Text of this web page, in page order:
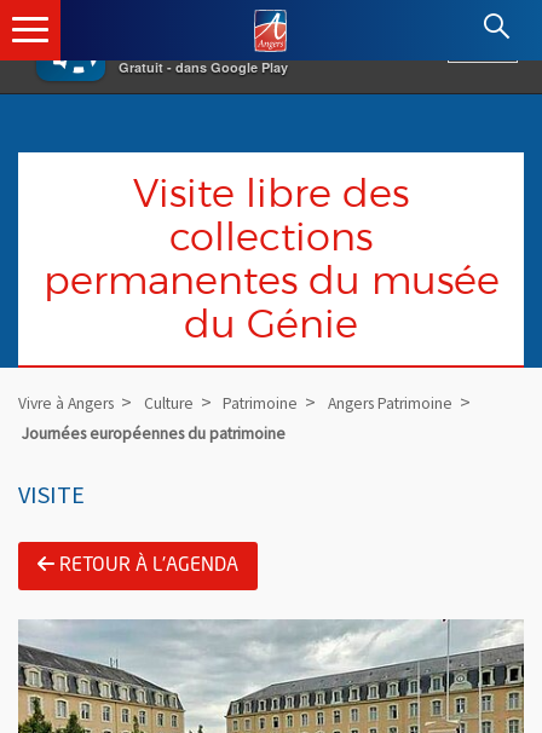
×
Gratuit - dans Google Play
Angers.fr : Retour à l'accueil
Visite libre des
collections
permanentes du musée
du Génie
Vivre à Angers Culture Patrimoine
Angers Patrimoine
Journées européennes du patrimoine
VISITE
RETOUR À L'AGENDA